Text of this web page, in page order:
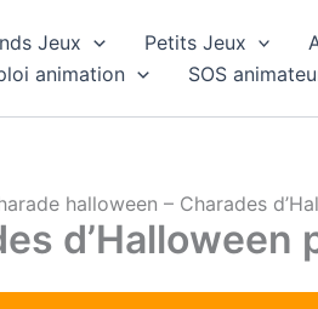
Jeux Petits Jeux
animation
SOS
halloween – Charades
d’Halloween